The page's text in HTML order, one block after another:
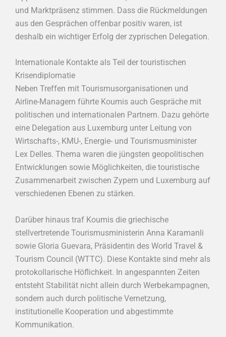
und Marktpräsenz stimmen. Dass die Rückmeldungen
aus den Gesprächen offenbar positiv waren, ist
deshalb ein wichtiger Erfolg der zyprischen Delegation.
Internationale Kontakte als Teil der touristischen
Krisendiplomatie
Neben Treffen mit Tourismusorganisationen und
Airline-Managern führte Koumis auch Gespräche mit
politischen und internationalen Partnern. Dazu gehörte
eine Delegation aus Luxemburg unter Leitung von
Wirtschafts-, KMU-, Energie- und Tourismusminister
Lex Delles. Thema waren die jüngsten geopolitischen
Entwicklungen sowie Möglichkeiten, die touristische
Zusammenarbeit zwischen Zypern und Luxemburg auf
verschiedenen Ebenen zu stärken.
Darüber hinaus traf Koumis die griechische
stellvertretende Tourismusministerin Anna Karamanli
sowie Gloria Guevara, Präsidentin des World Travel &
Tourism Council (WTTC). Diese Kontakte sind mehr als
protokollarische Höflichkeit. In angespannten Zeiten
entsteht Stabilität nicht allein durch Werbekampagnen,
sondern auch durch politische Vernetzung,
institutionelle Kooperation und abgestimmte
Kommunikation.